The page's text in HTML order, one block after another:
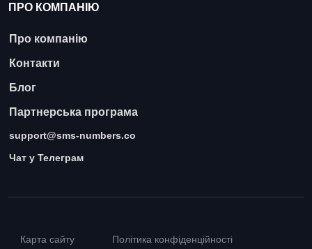
ПРО КОМПАНІЮ
Про компанію
Контакти
Блог
Партнерська програма
support@sms-numbers.co
Чат у Телеграм
Карта сайту Політика конфіденційності